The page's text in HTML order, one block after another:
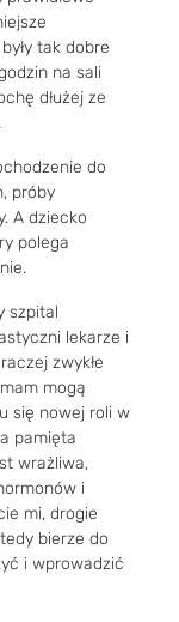
tak dobre
na sali
dłużej ze
do
próby
A dziecko
polega
szpital
lekarze i
zwykłe
mogą
się nowej roli w
pamięta
wrażliwa,
i
mi, drogie
bierze do
i wprowadzić